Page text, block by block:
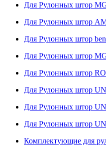
Для Рулонных штор
Для Рулонных штор
Для Рулонных штор
Для Рулонных штор
Для Рулонных штор
Для Рулонных штор
Для Рулонных штор
Для Рулонных штор
Комплектующие для